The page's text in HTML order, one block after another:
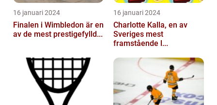
16 januari 2024
Finalen i Wimbledon är en
av de mest prestigefylld...
16 januari 2024
Charlotte Kalla, en av
Sveriges mest
framstående l...